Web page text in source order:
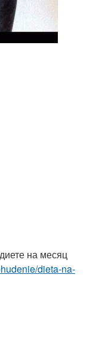
на месяц
dieta-na-